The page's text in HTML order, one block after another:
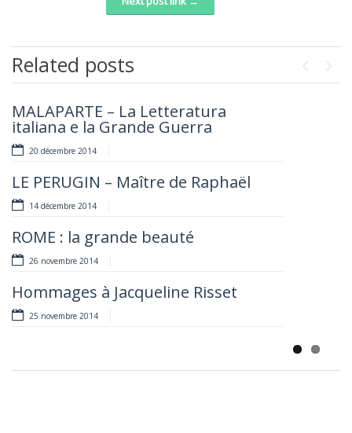
Related posts
MALAPARTE – La Letteratura
italiana e la Grande Guerra
20 décembre 2014
LE PERUGIN – Maître de Raphaël
14 décembre 2014
ROME : la grande beauté
26 novembre 2014
Hommages à Jacqueline Risset
25 novembre 2014
LES LIAISONS HEUREUSES : UNA
DONNA NUOVA
21 novembre 2014
UNGARETTI – La Letteratura italiana
e la Grande Guerra
LES BORGIA ET LEUR TEMPS
NINO! Hommage à Nino Manfredi